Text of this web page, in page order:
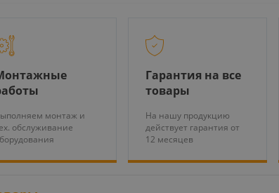
монтаж и
обслуживание
Гарантия на все
товары
На нашу продукцию
действует гарантия от
12 месяцев